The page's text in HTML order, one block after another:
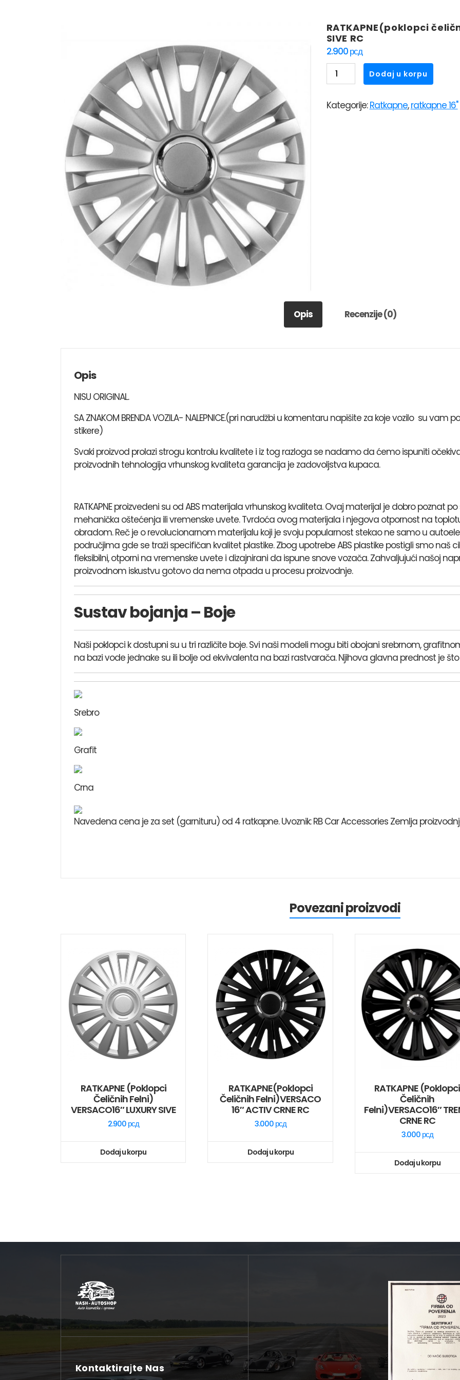
RATKAPNE(poklopci
SIVE RC
2.900рсд
RATKAPNE(poklopci
čeličnih
ROYAL
Dodaj u korpu
Kategorije:Ratkapne,ratkapne 16"
Opis Recenzije (0)
Opis
NISU ORIGINAL.
SA ZNAKOM BRENDA VOZILA- NALEPNICE.(pri narudžbi u komentaru napišite za koje vozilo su vam
stikere)
Svaki proizvod prolazi strogu kontrolu kvalitete i iz tog razloga se nadamo da ćemo ispuniti
proizvodnih tehnologija vrhunskog kvaliteta garancija je zadovoljstva kupaca.
RATKAPNE proizvedeni su od ABS materijala vrhunskog kvaliteta. Ovaj materijal je dobro poznat
mehanička oštećenja ili vremenske uvete. Tvrdoća ovog materijala i njegova otpornost na
obradom. Reč je o revolucionarnom materijalu koji je svoju popularnost stekao ne samo u
područjima gde se traži specifičan kvalitet plastike. Zbog upotrebe ABS plastike postigli smo naš
fleksibilni, otporni na vremenske uvete i dizajnirani da ispune snove vozača. Zahvaljujući našoj
proizvodnom iskustvu gotovo da nema otpada u procesu proizvodnje.
Sustav bojanja – Boje
Naši poklopci k dostupni su u tri različite boje. Svi naši modeli mogu biti obojani srebrnom,
na bazi vode jednake su ili bolje od ekvivalenta na bazi rastvarača. Njihova glavna prednost je što
Srebro
Grafit
Crna
Navedena cena je za set (garnituru) od 4 ratkapne. Uvoznik: RB Car Accessories Zemlja
Povezani proizvodi
RATKAPNE (poklopci
Čeličnih Felni)
VERSACO16″ LUXURY SIVE
2.900 рсд
Dodaj u korpu
RATKAPNE(poklopci
Čeličnih Felni)VERSACO
16″ ACTIV CRNE RC
3.000 рсд
Dodaj u korpu
RATKAPNE (poklopci
Čeličnih
Felni)VERSACO16″
CRNE RC
3.000 рсд
Dodaj u korpu
Kontaktirajte Nas